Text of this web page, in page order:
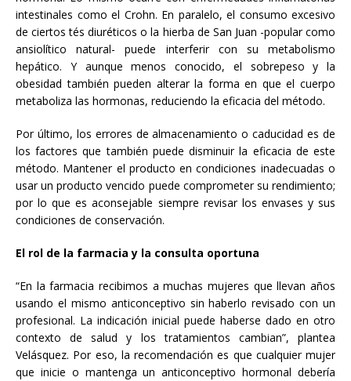
intestinales como el Crohn. En paralelo, el consumo excesivo
de ciertos tés diuréticos o la hierba de San Juan -popular como
ansiolítico natural- puede interferir con su metabolismo
hepático. Y aunque menos conocido, el sobrepeso y la
obesidad también pueden alterar la forma en que el cuerpo
metaboliza las hormonas, reduciendo la eficacia del método.
Por último, los errores de almacenamiento o caducidad es de
los factores que también puede disminuir la eficacia de este
método. Mantener el producto en condiciones inadecuadas o
usar un producto vencido puede comprometer su rendimiento;
por lo que es aconsejable siempre revisar los envases y sus
condiciones de conservación.
El rol de la farmacia y la consulta oportuna
“En la farmacia recibimos a muchas mujeres que llevan años
usando el mismo anticonceptivo sin haberlo revisado con un
profesional. La indicación inicial puede haberse dado en otro
contexto de salud y los tratamientos cambian”, plantea
Velásquez. Por eso, la recomendación es que cualquier mujer
que inicie o mantenga un anticonceptivo hormonal debería